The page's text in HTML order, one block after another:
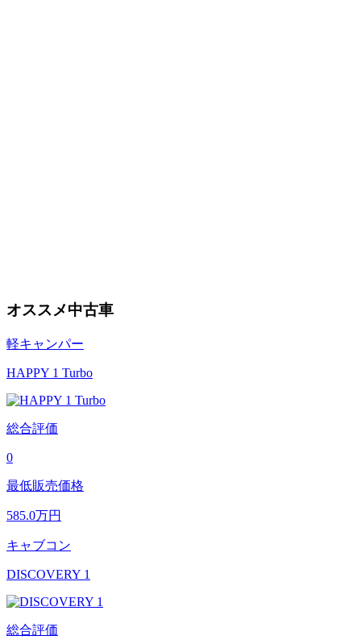
オススメ中古車
軽キャンパー
HAPPY 1 Turbo
総合評価
0
最低販売価格
585.0万円
キャブコン
DISCOVERY 1
総合評価